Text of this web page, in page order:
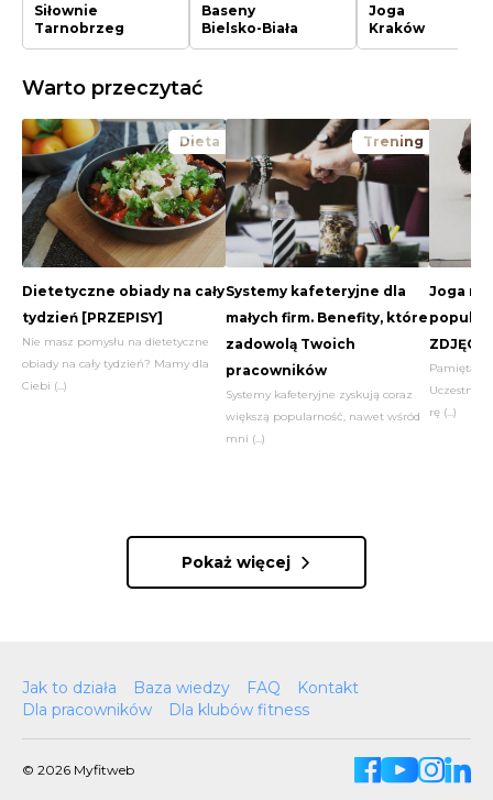
Siłownie
Tarnobrzeg
Baseny
Bielsko-Biała
Joga
Kraków
Warto przeczytać
Dieta
Dietetyczne obiady na cały
tydzień [PRZEPISY]
Nie masz pomysłu na dietetyczne
obiady na cały tydzień? Mamy dla
Ciebi (...)
Trening
Systemy kafeteryjne dla
małych firm. Benefity, które
zadowolą Twoich
pracowników
Systemy kafeteryjne zyskują coraz
większą popularność, nawet wśród
mni (...)
Joga
ZDJĘCIA
rę (...)
Pokaż więcej
Jak to działa Baza wiedzy FAQ
Kontakt
Dla pracowników
Dla klubów fitness
© 2026 Myfitweb